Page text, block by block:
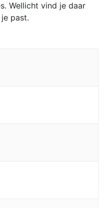
Wellicht vind je daar
past.